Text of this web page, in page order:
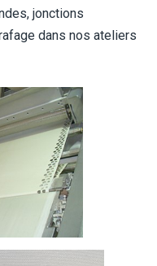
jonctions
dans nos ateliers